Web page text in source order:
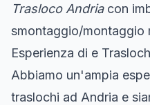
Trasloco Andriacon
smontaggio/montaggio
Esperienza di e
Abbiamo un'ampia
traslochi ad Andria e